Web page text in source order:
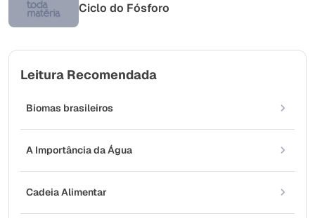
Ciclo do Fósforo
Leitura Recomendada
Biomas brasileiros
A Importância da Água
Cadeia Alimentar